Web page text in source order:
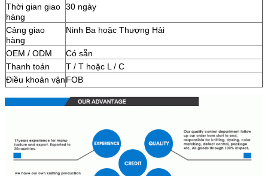
Thời gian giao
hàng
30 ngày
Cảng giao
hàng
Ninh Ba hoặc Thượng Hải
OEM / ODM
Có sẵn
Thanh toán
T / T hoặc L / C
Điều khoản vận
chuyển
FOB